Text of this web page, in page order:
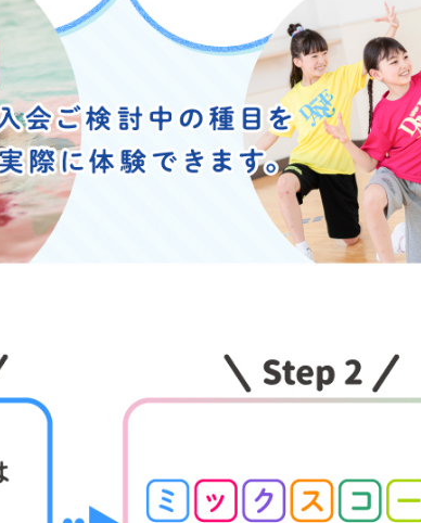
For foreigners
automatically translated into
English. Click the link below (start